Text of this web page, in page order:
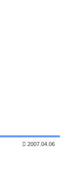
2007.04.06